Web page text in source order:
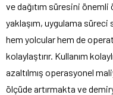
ve dağıtım süresini önemli
yaklaşım, uygulama süreci
hem yolcular hem de
kolaylaştırır. Kullanım
azaltılmış operasyonel
ölçüde artırmakta ve